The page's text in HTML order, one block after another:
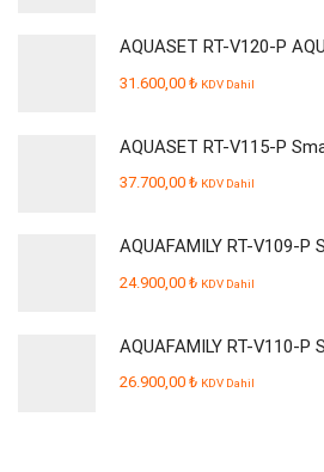
31.600,00 ₺ KDV Dahil
37.700,00 ₺ KDV Dahil
24.900,00 ₺ KDV Dahil
26.900,00 ₺ KDV Dahil